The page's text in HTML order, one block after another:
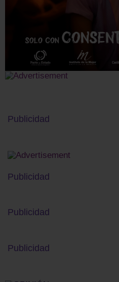
Publicidad
Publicidad
Publicidad
Publicidad